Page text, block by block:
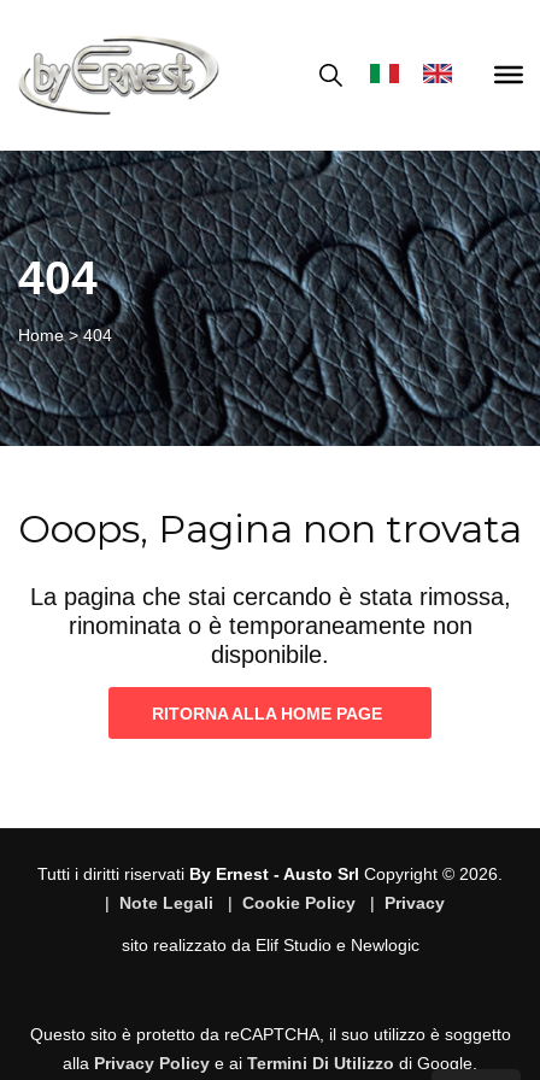
404
Home >404
Ooops, Pagina non trovata
La pagina che stai cercando è stata rimossa,
rinominata o è temporaneamente non
disponibile.
RITORNA ALLA HOME PAGE
Tutti i diritti riservati By Ernest - Austo Srl Copyright © 2026.
| Note Legali | Cookie Policy | Privacy
sito realizzato da Elif Studioe Newlogic
Questo sito è protetto da reCAPTCHA, il suo utilizzo è soggetto
alla Privacy Policy e ai Termini Di Utilizzo di Google.